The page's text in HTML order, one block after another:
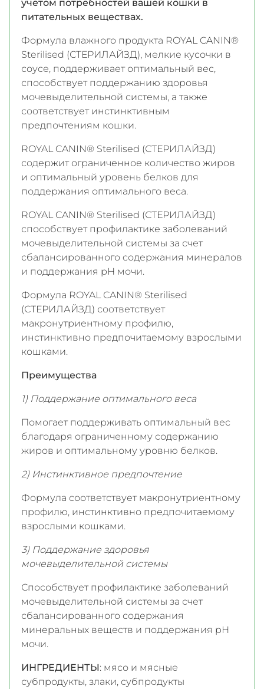
учетом потребностей вашей кошки в
питательных веществах.
Формула влажного продукта ROYAL CANIN®
Sterilised (СТЕРИЛАЙЗД), мелкие кусочки в
соусе, поддерживает оптимальный вес,
способствует поддержанию здоровья
мочевыделительной системы, а также
соответствует инстинктивным
предпочтениям кошки.
ROYAL CANIN® Sterilised (СТЕРИЛАЙЗД)
содержит ограниченное количество жиров
и оптимальный уровень белков для
поддержания оптимального веса.
ROYAL CANIN® Sterilised (СТЕРИЛАЙЗД)
способствует профилактике заболеваний
мочевыделительной системы за счет
сбалансированного cодержания минералов
и поддержания рН мочи.
Формула ROYAL CANIN® Sterilised
(СТЕРИЛАЙЗД) соответствует
макронутриентному профилю,
инстинктивно предпочитаемому взрослыми
кошками.
Преимущества
1) Поддержание оптимального веса
Помогает поддерживать оптимальный вес
благодаря ограниченному содержанию
жиров и оптимальному уровню белков.
2) Инстинктивное предпочтение
Формула соответствует макронутриентному
профилю, инстинктивно предпочитаемому
взрослыми кошками.
3) Поддержание здоровья
мочевыделительной системы
Способствует профилактике заболеваний
мочевыделительной системы за счет
сбалансированного содержания
минеральных веществ и поддержания рН
мочи.
ИНГРЕДИЕНТЫ: мясо и мясные
субпродукты, злаки, субпродукты